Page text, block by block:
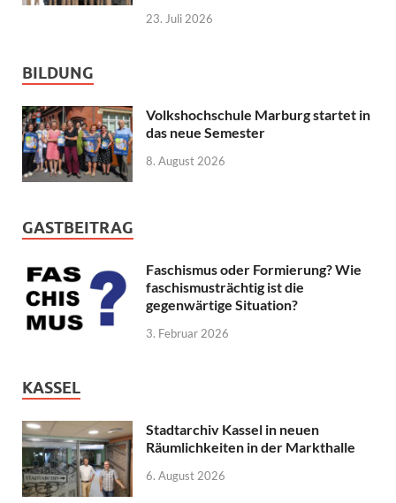
23. Juli 2026
BILDUNG
Volkshochschule Marburg startet in
das neue Semester
8. August 2026
GASTBEITRAG
Faschismus oder Formierung? Wie
faschismusträchtig ist die
gegenwärtige Situation?
3. Februar 2026
KASSEL
Stadtarchiv Kassel in neuen
Räumlichkeiten in der Markthalle
6. August 2026